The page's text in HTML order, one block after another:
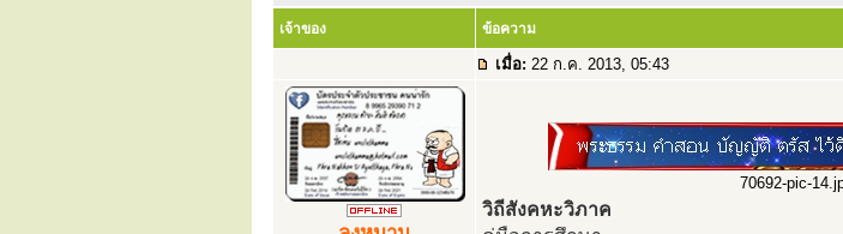
เจ้าของ ข้อความ
เมื่อ: 22 ก.ค. 2013, 05:43
70692-pic-
วิถีสังคหะวิภาค